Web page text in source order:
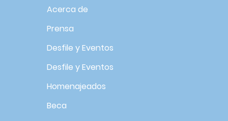
Acerca de
Prensa
Desfile y Eventos
Desfile y Eventos
Homenajeados
Beca